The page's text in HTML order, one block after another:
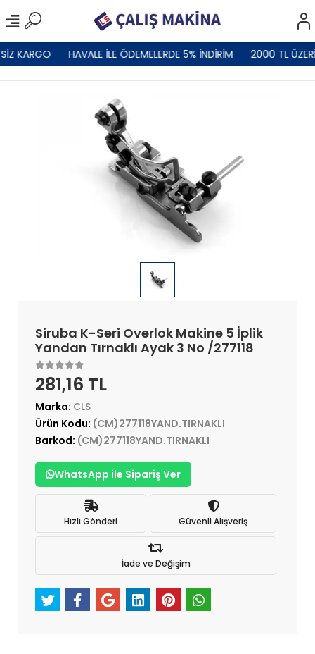
KARGO HAVALE İLE ÖDEMELERDE 5% İNDİRİM 2000 TL
Siruba K-Seri Overlok Makine 5 İplik
Yandan Tırnaklı Ayak 3 No /277118
281,16 TL
Marka: CLS
Ürün Kodu: (CM)277118YAND.TIRNAKLI
Barkod: (CM)277118YAND.TIRNAKLI
WhatsApp ile Sipariş Ver
Hızlı Gönderi Güvenli Alışveriş
İade ve Değişim